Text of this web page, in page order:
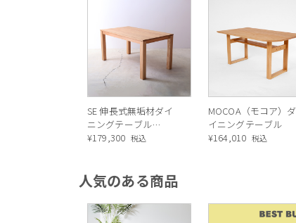
SE 伸長式無垢材ダイ
ニングテーブル
OAK(オーク) *
¥179,300 税込
MOCOA（モコア）ダ
イニングテーブル
¥164,010 税込
人気のある商品